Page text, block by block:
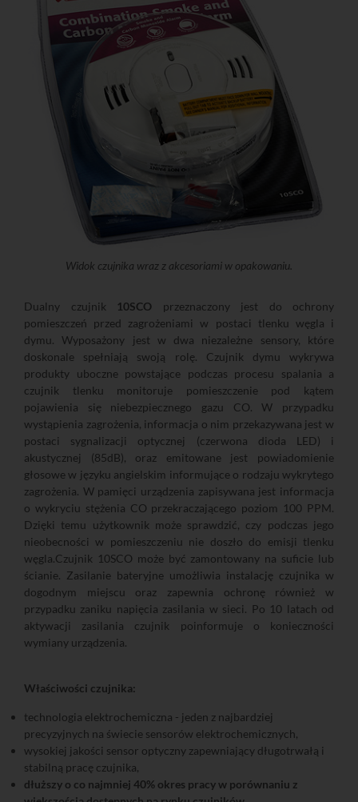
Widok czujnika wraz z akcesoriami w opakowaniu.
Dualny czujnik 10SCO przeznaczony jest do ochrony
pomieszczeń przed zagrożeniami w postaci tlenku węgla i
dymu. Wyposażony jest w dwa niezależne sensory, które
doskonale spełniają swoją rolę. Czujnik dymu wykrywa
produkty uboczne powstające podczas procesu spalania a
czujnik tlenku monitoruje pomieszczenie pod kątem
pojawienia się niebezpiecznego gazu CO. W przypadku
wystąpienia zagrożenia, informacja o nim przekazywana jest w
postaci sygnalizacji optycznej (czerwona dioda LED) i
akustycznej (85dB), oraz emitowane jest powiadomienie
głosowe w języku angielskim informujące o rodzaju wykrytego
zagrożenia. W pamięci urządzenia zapisywana jest informacja
o wykryciu stężenia CO przekraczającego poziom 100 PPM.
Dzięki temu użytkownik może sprawdzić, czy podczas jego
nieobecności w pomieszczeniu nie doszło do emisji tlenku
węgla.Czujnik 10SCO może być zamontowany na suficie lub
ścianie. Zasilanie bateryjne umożliwia instalację czujnika w
dogodnym miejscu oraz zapewnia ochronę również w
przypadku zaniku napięcia zasilania w sieci. Po 10 latach od
aktywacji zasilania czujnik poinformuje o konieczności
wymiany urządzenia.
Właściwości czujnika:
technologia elektrochemiczna - jeden z najbardziej
precyzyjnych na świecie sensorów elektrochemicznych,
wysokiej jakości sensor optyczny zapewniający długotrwałą i
stabilną pracę czujnika,
dłuższy o co najmniej 40% okres pracy w porównaniu z